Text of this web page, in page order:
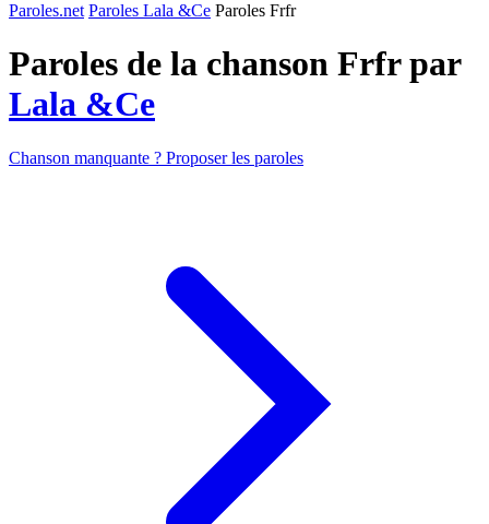
Paroles.net Paroles Lala &Ce Paroles Frfr
Paroles de la chanson Frfr par
Lala &Ce
Chanson manquante ? Proposer les paroles